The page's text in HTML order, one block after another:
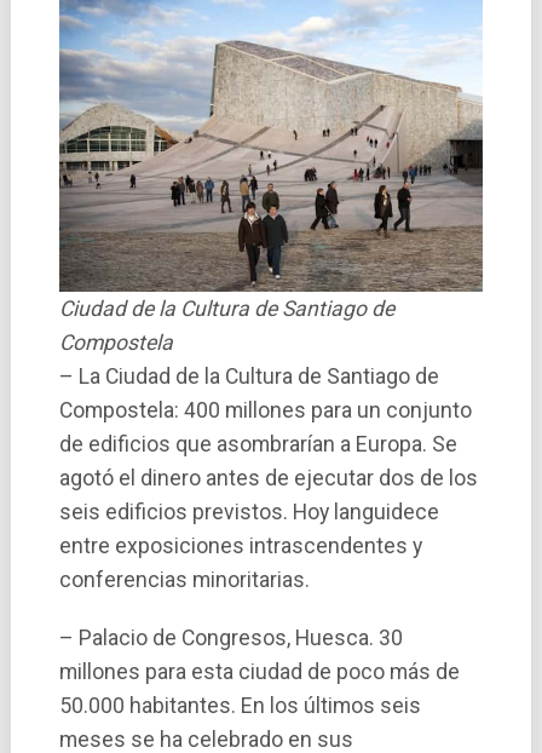
Ciudad de la Cultura de Santiago de
Compostela
– La Ciudad de la Cultura de Santiago de
Compostela: 400 millones para un conjunto
de edificios que asombrarí­an a Europa. Se
agotó el dinero antes de ejecutar dos de los
seis edificios previstos. Hoy languidece
entre exposiciones intrascendentes y
conferencias minoritarias.
– Palacio de Congresos, Huesca. 30
millones para esta ciudad de poco más de
50.000 habitantes. En los últimos seis
meses se ha celebrado en sus